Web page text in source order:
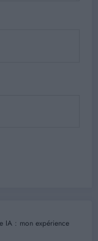
IA : mon expérience